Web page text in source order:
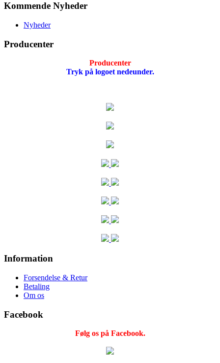
Kommende Nyheder
Nyheder
Producenter
Producenter
Tryk på logoet nedeunder.
Information
Forsendelse & Retur
Betaling
Om os
Facebook
Følg os på Facebook.